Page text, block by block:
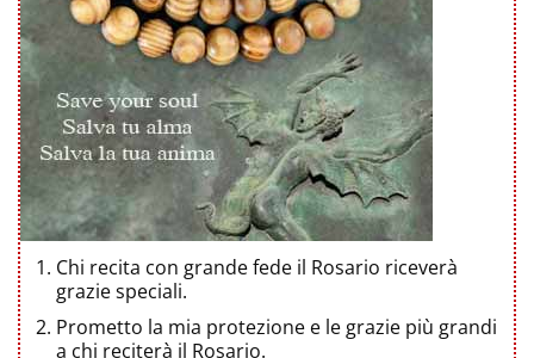
Chi recita con grande fede il Rosario riceverà
grazie speciali.
Prometto la mia protezione e le grazie più grandi
a chi reciterà il Rosario.